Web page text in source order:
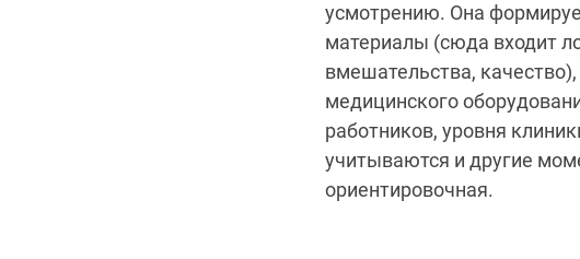
усмотрению. Она
материалы (сюда входит
вмешательства,
медицинского
работников, уровня
учитываются и другие
ориентировочная.